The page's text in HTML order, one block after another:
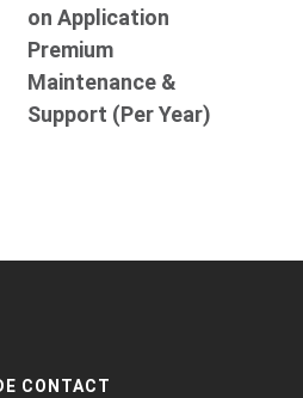
on Application
Premium
Maintenance &
Support (Per Year)
CONTACT